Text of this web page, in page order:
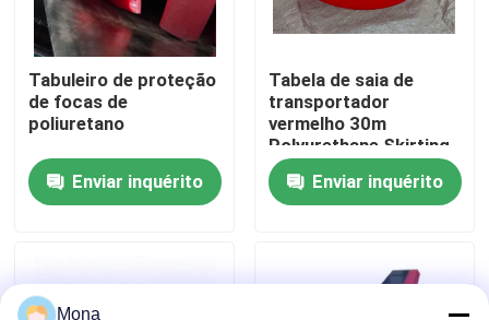
Controle de Qualidade
Fale Conosco
notícias
Forro cerâmico da alumina
Tabuleiro de proteção
de focas de
poliuretano
Enviar inquérito
Tabela de saia de
transportador
vermelho 30m
Polyurethane Skirting
longa vida útil
Enviar inquérito
Mona